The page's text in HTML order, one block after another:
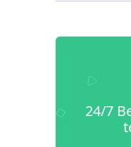
24/7